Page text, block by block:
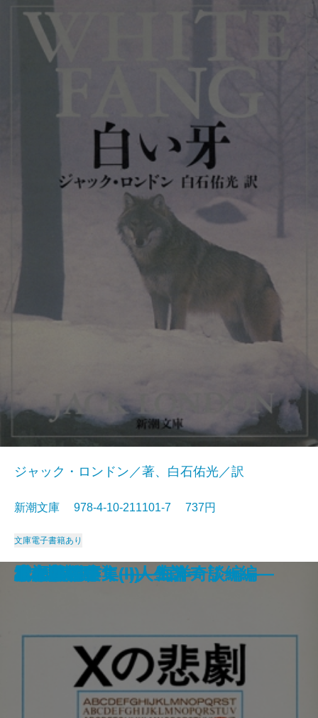
死者の奢り・飼育
続 813―ルパン傑作集(II)―
知と愛
813―ルパン傑作集(I)―
シッダールタ
ビルマの竪琴
ハックルベリイ・フィンの冒険
風林火山
あすなろ物語
白い牙
ジャック・ロンドン／著、白石佑光／訳
新潮文庫 978-4-10-211101-7 737円
文庫電子書籍あり
Xの悲劇
ドイル傑作集(II)―海洋奇談編―
雲の墓標
赤と黒〔下〕
サキ短編集
幸福について―人生論―
流れる
緋文字
二十四の瞳
ドイル傑作集(I)―ミステリー編―